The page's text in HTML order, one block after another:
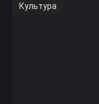
Культура